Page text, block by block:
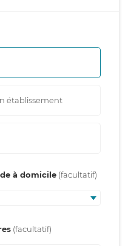
établissement
à domicile